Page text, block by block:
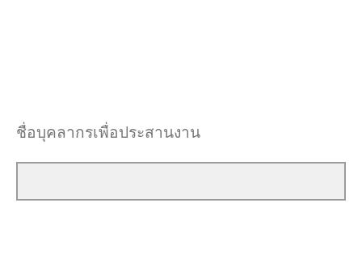
ชื่อบุคลากรเพื่อประสานงาน